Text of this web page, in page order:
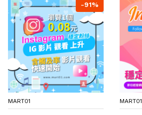
-91%
MART01 MART01